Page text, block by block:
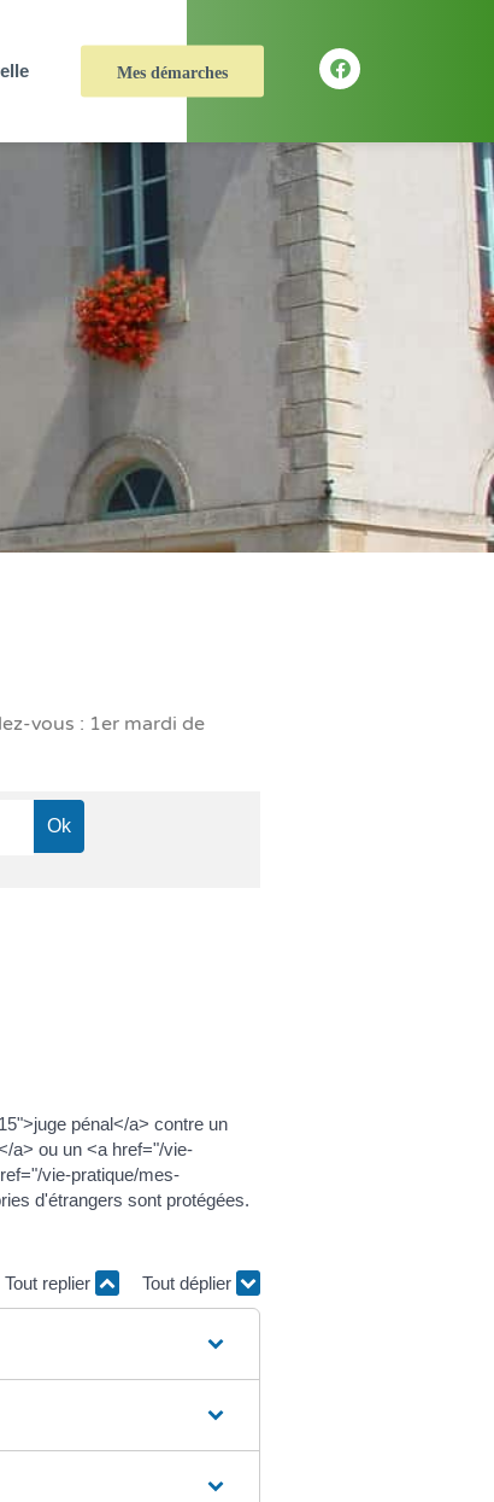
Mes démarches
vous : 1er mardi de
pénal</a> contre un
a> ou un <a href="/vie-
vie-pratique/mes-
d'étrangers sont protégées.
Tout replier Tout déplier